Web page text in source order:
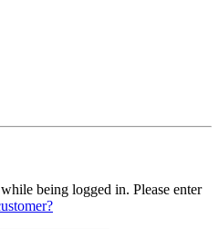
being logged in. Please enter